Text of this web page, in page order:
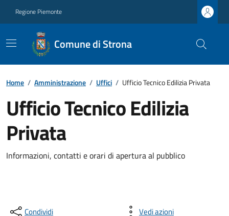
Regione Piemonte
Comune di Strona
Home / Amministrazione / Uffici / Ufficio Tecnico Edilizia Privata
Ufficio Tecnico Edilizia
Privata
Informazioni, contatti e orari di apertura al pubblico
Condividi Vedi azioni